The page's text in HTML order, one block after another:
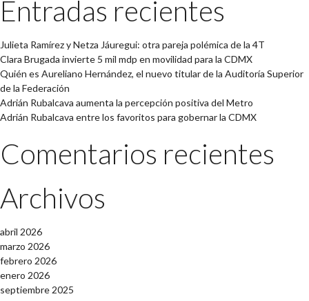
Entradas recientes
Julieta Ramírez y Netza Jáuregui: otra pareja polémica de la 4T
Clara Brugada invierte 5 mil mdp en movilidad para la CDMX
Quién es Aureliano Hernández, el nuevo titular de la Auditoría Superior
de la Federación
Adrián Rubalcava aumenta la percepción positiva del Metro
Adrián Rubalcava entre los favoritos para gobernar la CDMX
Comentarios recientes
Archivos
abril 2026
marzo 2026
febrero 2026
enero 2026
septiembre 2025